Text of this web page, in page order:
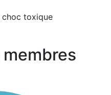
choc toxique